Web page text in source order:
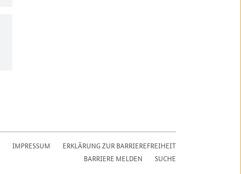
IMPRESSUM
ERKLÄRUNG ZUR BARRIEREFREIHEIT
BARRIERE MELDEN
SUCHE